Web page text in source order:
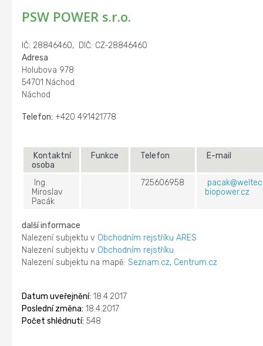
PSW POWER s.r.o.
IČ: 28846460, DIČ: CZ-28846460
Adresa
Holubova 978
54701 Náchod
Náchod
Telefon: +420 491421778
Kontaktní
osoba
Funkce Telefon E-mail
Ing.
Miroslav
Pacák
725606958
biopower.cz
další informace
Nalezení subjektu v Obchodním rejstříku ARES
Nalezení subjektu v Obchodním rejstříku
Nalezení subjektu na mapě:Seznam.cz, Centrum.cz
Datum uveřejnění: 18.4.2017
Poslední změna: 18.4.2017
Počet shlédnutí: 548